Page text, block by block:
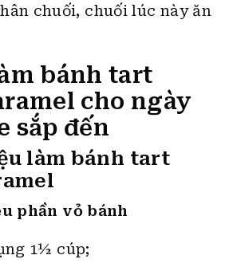
chuối, chuối lúc này ăn
bánh tart
cho ngày
sắp đến
làm bánh tart
phần vỏ bánh
1½ cúp;